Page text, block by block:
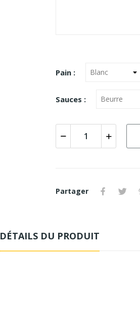
Pain :
Sauces :
Partager
DÉTAILS DU PRODUIT